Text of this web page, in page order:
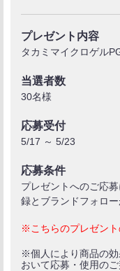
プレゼント内容
タカミマイクロゲル
当選者数
30名様
応募受付
5/17 ～ 5/23
応募条件
プレゼントへのご応
録とブランドフォロー
※こちらのプレゼント
※個人により商品の
おいて応募・使用の